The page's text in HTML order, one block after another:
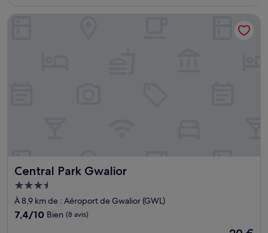
de
22 €
Central Park Gwalior
Central Park Gwalior
Hébergement
3.5 étoiles
À 8,9 km de : Aéroport de Gwalior (GWL)
7.4
7,4/10 Bien (8 avis)